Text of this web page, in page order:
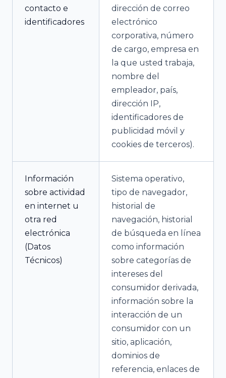
contacto e
identificadores
dirección de correo
electrónico
corporativa, número
de cargo, empresa en
la que usted trabaja,
nombre del
empleador, país,
dirección IP,
identificadores de
publicidad móvil y
cookies de terceros).
Información
sobre actividad
en internet u
otra red
electrónica
(Datos
Técnicos)
Sistema operativo,
tipo de navegador,
historial de
navegación, historial
de búsqueda en línea
como información
sobre categorías de
intereses del
consumidor derivada,
información sobre la
interacción de un
consumidor con un
sitio, aplicación,
dominios de
referencia, enlaces de